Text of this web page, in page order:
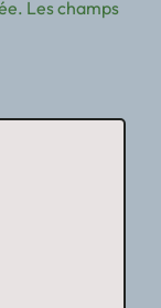
Les champs